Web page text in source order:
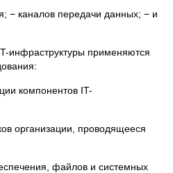
− каналов передачи данных; − и
инфраструктуры применяются
компонентов IT-
организации, проводящееся
файлов и системных